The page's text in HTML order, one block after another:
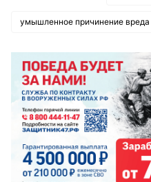
умышленное причинение